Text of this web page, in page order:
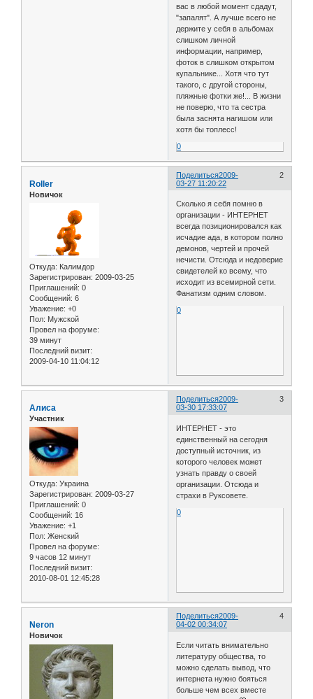
вас в любой момент сдадут,
"запалят". А лучше всего не
держите у себя в альбомах
слишком личной
информации, например,
фоток в слишком открытом
купальнике... Хотя что тут
такого, с другой стороны,
пляжные фотки же!... В жизни
не поверю, что та сестра
была заснята нагишом или
хотя бы топлесс!
0
Поделиться 2
2009-
03-27 11:20:22
Roller
Новичок
Откуда: Калимдор
Зарегистрирован: 2009-03-25
Приглашений: 0
Сообщений: 6
Уважение: +0
Пол: Мужской
Провел на форуме:
39 минут
Последний визит:
2009-04-10 11:04:12
Сколько я себя помню в
организации - ИНТЕРНЕТ
всегда позиционировался как
исчадие ада, в котором полно
демонов, чертей и прочей
нечисти. Отсюда и недоверие
свидетелей ко всему, что
исходит из всемирной сети.
Фанатизм одним словом.
0
Поделиться 3
2009-
03-30 17:33:07
Алиса
Участник
Откуда: Украина
Зарегистрирован: 2009-03-27
Приглашений: 0
Сообщений: 16
Уважение: +1
Пол: Женский
Провел на форуме:
9 часов 12 минут
Последний визит:
2010-08-01 12:45:28
ИНТЕРНЕТ - это
единственный на сегодня
доступный источник, из
которого человек может
узнать правду о своей
организации. Отсюда и
страхи в Руксовете.
0
Поделиться 4
2009-
04-02 00:34:07
Neron
Новичок
Если читать внимательно
литературу общества, то
можно сделать вывод, что
интернета нужно бояться
больше чем всех вместе